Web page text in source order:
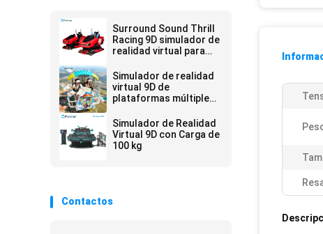
Surround Sound Thrill
Racing 9D simulador de
realidad virtual para
entretenimiento
Simulador de realidad
virtual 9D de
plataformas múltiples
kg
Simulador de Realidad
Virtual 9D con Carga de
100 kg
Contactos